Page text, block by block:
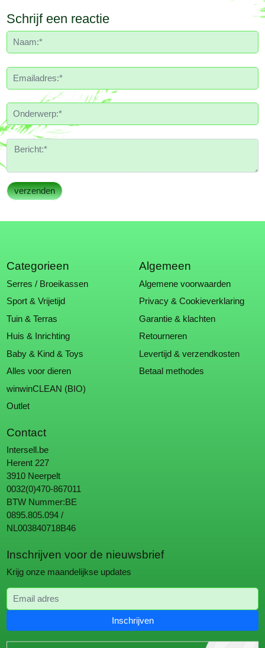
Schrijf een reactie
Categorieen
Serres / Broeikassen
Sport & Vrijetijd
Tuin & Terras
Huis & Inrichting
Baby & Kind & Toys
Alles voor dieren
winwinCLEAN (BIO)
Outlet
Algemeen
Algemene voorwaarden
Privacy & Cookieverklaring
Garantie & klachten
Retourneren
Levertijd & verzendkosten
Betaal methodes
Contact
Intersell.be
Herent 227
3910 Neerpelt
0032(0)470-867011
BTW Nummer:BE
0895.805.094 /
NL003840718B46
Inschrijven voor de nieuwsbrief
Krijg onze maandelijkse updates
Email adres
Inschrijven